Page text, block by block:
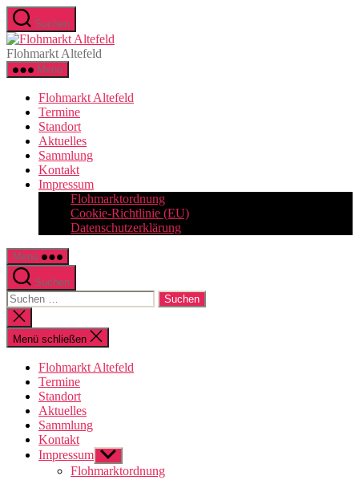
Zum
Inhalt
springen
Suchen
Flohmarkt Altefeld
Menü
Flohmarkt Altefeld
Termine
Standort
Aktuelles
Sammlung
Kontakt
Impressum
Flohmarktordnung
Cookie-Richtlinie (EU)
Datenschutzerklärung
Menü
Suchen
Suchen
nach:
Suche
schließen
Menü schließen
Flohmarkt Altefeld
Termine
Standort
Aktuelles
Sammlung
Kontakt
Impressum Untermenü
anzeigen
Flohmarktordnung